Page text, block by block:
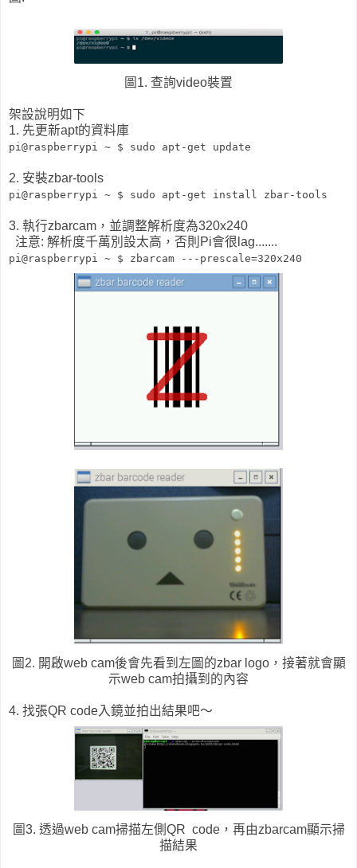
圖1. 查詢video裝置
架設說明如下
1. 先更新apt的資料庫
pi@raspberrypi ~ $ sudo apt-get update
2. 安裝zbar-tools
pi@raspberrypi ~ $ sudo apt-get install zbar-tools
3. 執行zbarcam，並調整解析度為320x240
注意: 解析度千萬別設太高，否則Pi會很lag.......
pi@raspberrypi ~ $ zbarcam ---prescale=320x240
圖2. 開啟web cam後會先看到左圖的zbar logo，接著就會顯
示web cam拍攝到的內容
4. 找張QR code入鏡並拍出結果吧～
圖3. 透過web cam掃描左側QR code，再由zbarcam顯示掃
描結果